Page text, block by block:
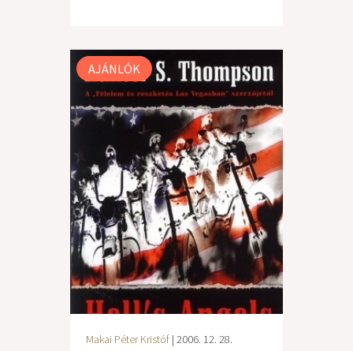
AJÁNLÓK
Makai Péter Kristóf | 2006. 12. 28.